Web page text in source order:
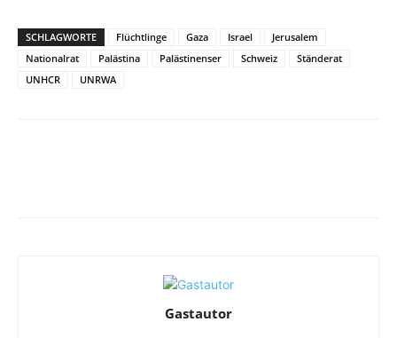
SCHLAGWORTE Flüchtlinge Gaza Israel
Jerusalem
Nationalrat
Palästina Palästinenser Schweiz
Ständerat
UNHCR
UNRWA
Gastautor